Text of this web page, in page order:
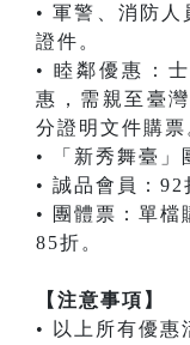
• 軍警、消防
證件。
• 睦鄰優惠：
惠，需親至臺
分證明文件購票
• 「新秀舞臺」
• 誠品會員：92
• 團體票：單檔
85折。
【注意事項】
• 以上所有優惠